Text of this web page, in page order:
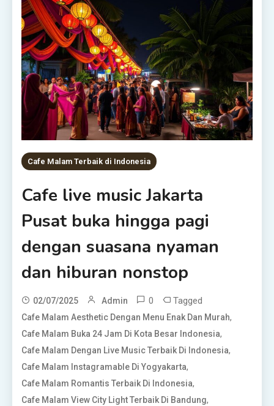
Cafe Malam Terbaik di Indonesia
Cafe live music Jakarta
Pusat buka hingga pagi
dengan suasana nyaman
dan hiburan nonstop
02/07/2025 Admin 0 Tagged
Cafe Malam Aesthetic Dengan Menu Enak Dan Murah,
Cafe Malam Buka 24 Jam Di Kota Besar Indonesia,
Cafe Malam Dengan Live Music Terbaik Di Indonesia,
Cafe Malam Instagramable Di Yogyakarta,
Cafe Malam Romantis Terbaik Di Indonesia,
Cafe Malam View City Light Terbaik Di Bandung,